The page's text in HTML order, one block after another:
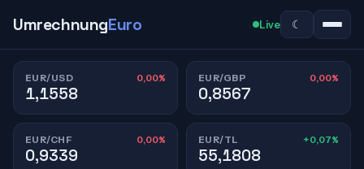
UmrechnungEuro Live ☾
EUR/USD 0,00%
1,1558
EUR/GBP 0,00%
0,8567
EUR/CHF 0,00%
0,9339
EUR/TL +0,07%
55,1808